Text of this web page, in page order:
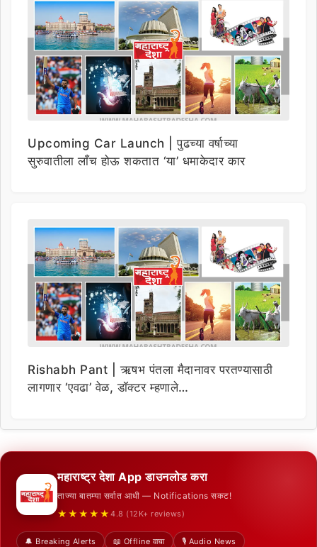
Upcoming Car Launch | पुढच्या वर्षाच्या
सुरुवातीला लाँच होऊ शकतात ‘या’ धमाकेदार कार
Rishabh Pant | ऋषभ पंतला मैदानावर परतण्यासाठी
लागणार ‘एवढा’ वेळ, डॉक्टर म्हणाले…
महाराष्ट्र देशा App डाउनलोड करा
ताज्या बातम्या सर्वात आधी — Notifications सकट!
★★★★★ 4.8 (12K+ reviews)
🔔 Breaking Alerts 📖 Offline वाचा
🎙️ Audio News